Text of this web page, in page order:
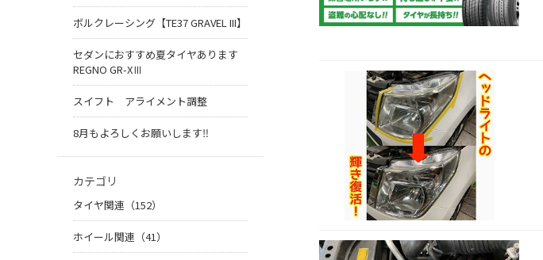
ボルクレーシング【TE37 GRAVEL III】
セダンにおすすめ夏タイヤあります
REGNO GR-XⅢ
スイフト アライメント調整
8月もよろしくお願いします‼︎
カテゴリ
タイヤ関連（152）
ホイール関連（41）